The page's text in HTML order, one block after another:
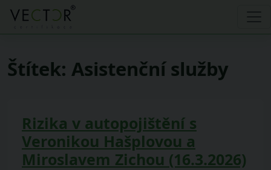
Štítek: Asistenční služby
Rizika v autopojištění s
Veronikou Hašplovou a
Miroslavem Zichou (16.3.2026)